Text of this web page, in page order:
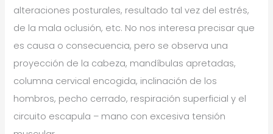
alteraciones posturales, resultado tal vez del estrés,
de la mala oclusión, etc. No nos interesa precisar que
es causa o consecuencia, pero se observa una
proyección de la cabeza, mandíbulas apretadas,
columna cervical encogida, inclinación de los
hombros, pecho cerrado, respiración superficial y el
circuito escapula – mano con excesiva tensión